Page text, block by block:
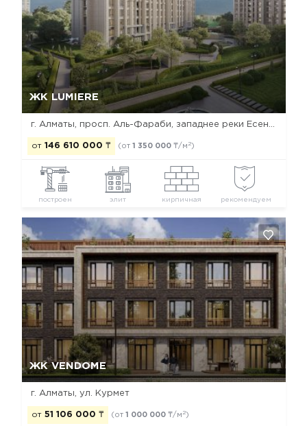
ЖК LUMIERE
от 146 610 000 ₸ (от 1 350 000 ₸/м 2)
построен элит кирпичная рекомендуем
Да, удалить
ЖК VENDOME
г. Алматы, ул. Курмет
от 51 106 000 ₸ (от 1 000 000 ₸/м 2)